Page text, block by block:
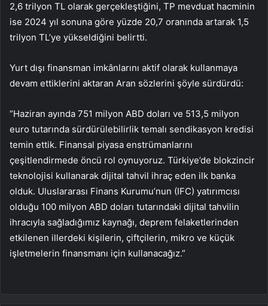
2,6 trilyon TL olarak gerçekleştiğini, TP mevduat hacminin
ise 2024 yıl sonuna göre yüzde 20,7 oranında artarak 1,5
trilyon TL’ye yükseldiğini belirtti.
Yurt dışı finansman imkânlarını aktif olarak kullanmaya
devam ettiklerini aktaran Aran sözlerini şöyle sürdürdü:
“Haziran ayında 751 milyon ABD doları ve 513,5 milyon
euro tutarında sürdürülebilirlik temalı sendikasyon kredisi
temin ettik. Finansal piyasa enstrümanlarını
çeşitlendirmede öncü rol oynuyoruz. Türkiye’de blokzincir
teknolojisi kullanarak dijital tahvil ihraç eden ilk banka
olduk. Uluslararası Finans Kurumu’nun (IFC) yatırımcısı
olduğu 100 milyon ABD doları tutarındaki dijital tahvilin
ihracıyla sağladığımız kaynağı, deprem felaketlerinden
etkilenen illerdeki kişilerin, çiftçilerin, mikro ve küçük
işletmelerin finansmanı için kullanacağız.”